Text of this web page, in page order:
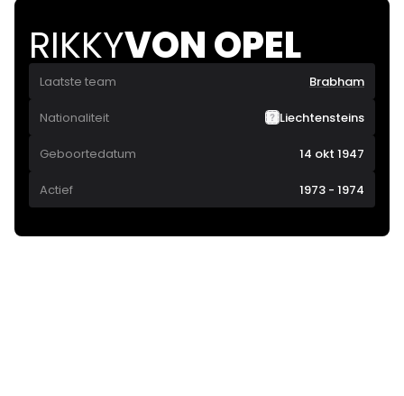
RIKKYVON OPEL
Laatste team Brabham
Nationaliteit Liechtensteins
Geboortedatum 14 okt 1947
Actief 1973 - 1974